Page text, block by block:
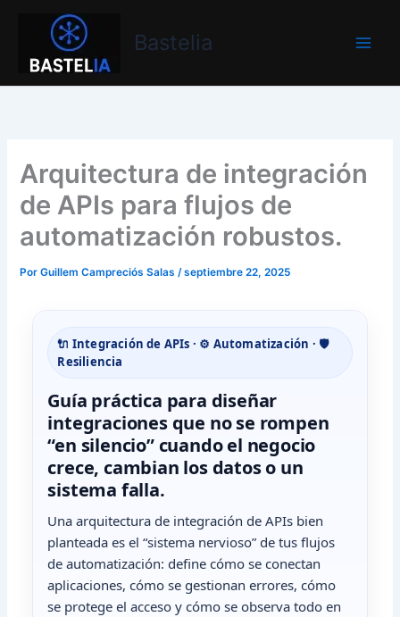
contenido
Bastelia
Bastelia
Arquitectura de integración
de APIs para flujos de
automatización robustos.
PorGuillem Campreciós Salas/septiembre 22, 2025
🔌 Integración de APIs · ⚙️ Automatización · 🛡️
Resiliencia
Guía práctica para diseñar
integraciones que no se rompen
“en silencio” cuando el negocio
crece, cambian los datos o un
sistema falla.
Una arquitectura de integración de APIs bien
planteada es el “sistema nervioso” de tus flujos
de automatización: define cómo se conectan
aplicaciones, cómo se gestionan errores, cómo
se protege el acceso y cómo se observa todo en